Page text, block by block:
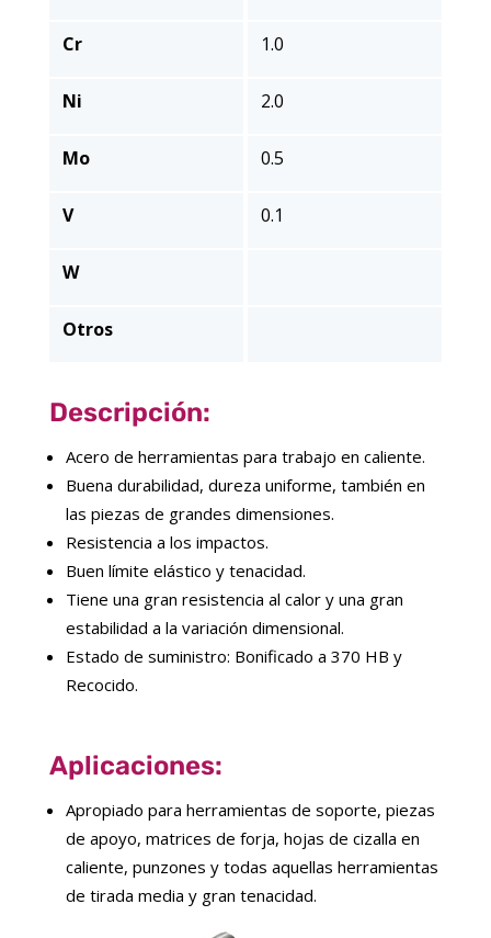
Cr
Ni
Mo
V
W
Otros
1.0
2.0
0.5
0.1
Descripción:
Acero de herramientas para trabajo en caliente.
Buena durabilidad, dureza uniforme, también en
las piezas de grandes dimensiones.
Resistencia a los impactos.
Buen límite elástico y tenacidad.
Tiene una gran resistencia al calor y una gran
estabilidad a la variación dimensional.
Estado de suministro: Bonificado a 370 HB y
Recocido.
Aplicaciones:
Apropiado para herramientas de soporte, piezas
de apoyo, matrices de forja, hojas de cizalla en
caliente, punzones y todas aquellas herramientas
de tirada media y gran tenacidad.